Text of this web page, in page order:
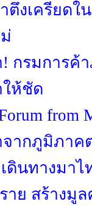
งเครียดใ
กรมการค้
ห้ชัด
from
จากภูมิภาค
ดินทางมา
าย สร้างมู